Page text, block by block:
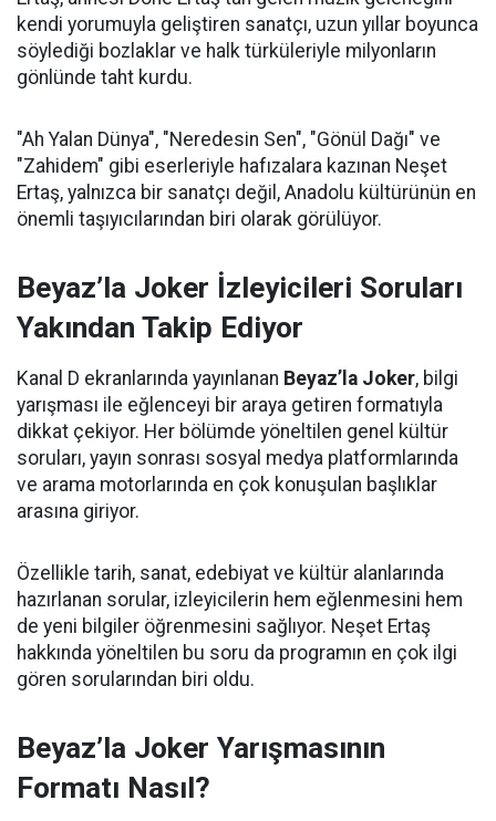
kendi yorumuyla geliştiren sanatçı, uzun yıllar boyunca
söylediği bozlaklar ve halk türküleriyle milyonların
gönlünde taht kurdu.
"Ah Yalan Dünya", "Neredesin Sen", "Gönül Dağı" ve
"Zahidem" gibi eserleriyle hafızalara kazınan Neşet
Ertaş, yalnızca bir sanatçı değil, Anadolu kültürünün en
önemli taşıyıcılarından biri olarak görülüyor.
Beyaz’la Joker İzleyicileri Soruları
Yakından Takip Ediyor
Kanal D ekranlarında yayınlanan Beyaz’la Joker, bilgi
yarışması ile eğlenceyi bir araya getiren formatıyla
dikkat çekiyor. Her bölümde yöneltilen genel kültür
soruları, yayın sonrası sosyal medya platformlarında
ve arama motorlarında en çok konuşulan başlıklar
arasına giriyor.
Özellikle tarih, sanat, edebiyat ve kültür alanlarında
hazırlanan sorular, izleyicilerin hem eğlenmesini hem
de yeni bilgiler öğrenmesini sağlıyor. Neşet Ertaş
hakkında yöneltilen bu soru da programın en çok ilgi
gören sorularından biri oldu.
Beyaz’la Joker Yarışmasının
Formatı Nasıl?